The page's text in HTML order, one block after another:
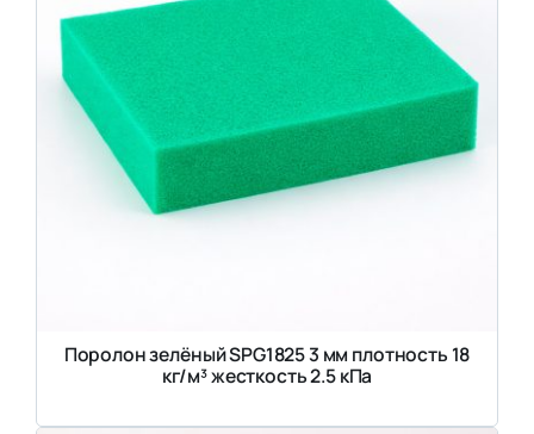
Поролон зелёный SPG1825 3 мм плотность 18
кг/м³ жесткость 2.5 кПа